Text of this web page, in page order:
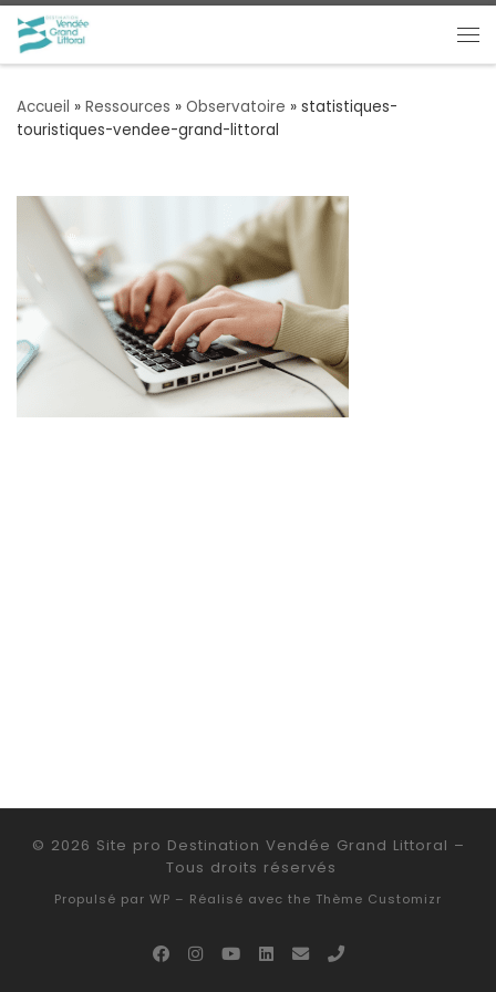
Passer au contenu
Accueil » Ressources » Observatoire » statistiques-
touristiques-vendee-grand-littoral
© 2026 Site pro Destination Vendée Grand Littoral –
Tous droits réservés
Propulsé par WP – Réalisé avec the Thème Customizr